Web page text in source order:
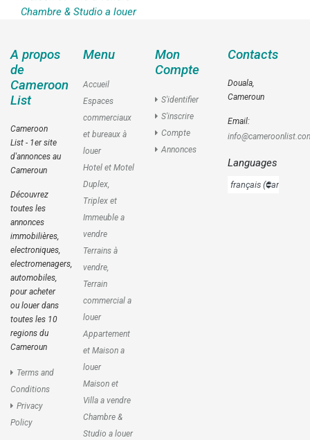
Chambre & Studio a louer
A propos
de
Cameroon
List
Cameroon
List - 1er site
d'annonces au
Cameroun
Découvrez
toutes les
annonces
immobilières,
electroniques,
electromenagers,
automobiles,
pour acheter
ou louer dans
toutes les 10
regions du
Cameroun
Terms and
Conditions
Privacy
Policy
Menu
Accueil
Espaces
commerciaux
et bureaux à
louer
Hotel et Motel
Duplex,
Triplex et
Immeuble a
vendre
Terrains à
vendre,
Terrain
commercial a
louer
Appartement
et Maison a
louer
Maison et
Villa a vendre
Chambre &
Studio a louer
Mon
Compte
S'identifier
S'inscrire
Compte
Annonces
Contacts
Douala,
Cameroun
Email:
Languages